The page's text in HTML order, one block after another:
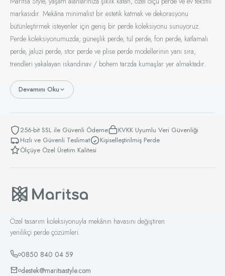
markasıdır. Mekâna minimalist bir estetik katmak ve dekorasyonu
bütünleştirmek isteyenler için geniş bir perde koleksiyonu sunuyoruz.
Perde koleksiyonumuzda; güneşlik perde, tül perde, fon perde, katlamalı
perde, jaluzi perde, stor perde ve plise perde modellerinin yanı sıra,
trendleri yakalayan iskandinav / bohem tarzda kumaşlar yer almaktadır.
Devamını Oku
256-bit SSL ile Güvenli Ödeme
KVKK Uyumlu Veri Güvenliği
Hızlı ve Güvenli Teslimat
Kişiselleştirilmiş Perde
Ölçüye Özel Üretim Kalitesi
Özel tasarım koleksiyonuyla mekânın havasını değiştiren
yenilikçi perde çözümleri.
0850 840 04 59
destek@maritsastyle.com